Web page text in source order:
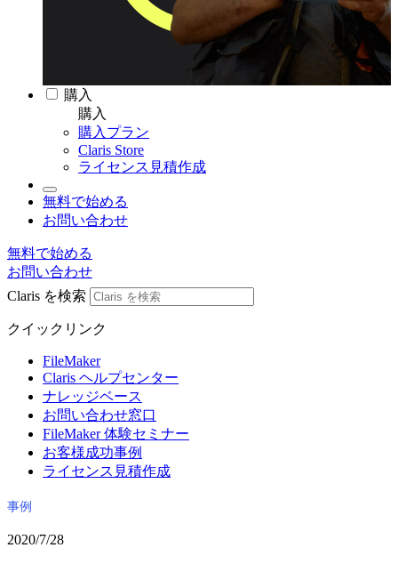
購入
購入
購入プラン
Claris Store
ライセンス見積作成
無料で始める
お問い合わせ
無料で始める
お問い合わせ
Claris を検索
クイックリンク
FileMaker
Claris ヘルプセンター
ナレッジベース
お問い合わせ窓口
FileMaker 体験セミナー
お客様成功事例
ライセンス見積作成
事例
2020/7/28